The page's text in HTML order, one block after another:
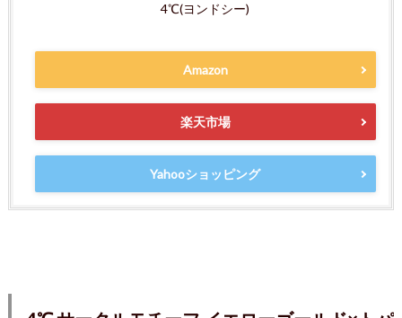
4℃(ヨンドシー)
Amazon
楽天市場
Yahooショッピング